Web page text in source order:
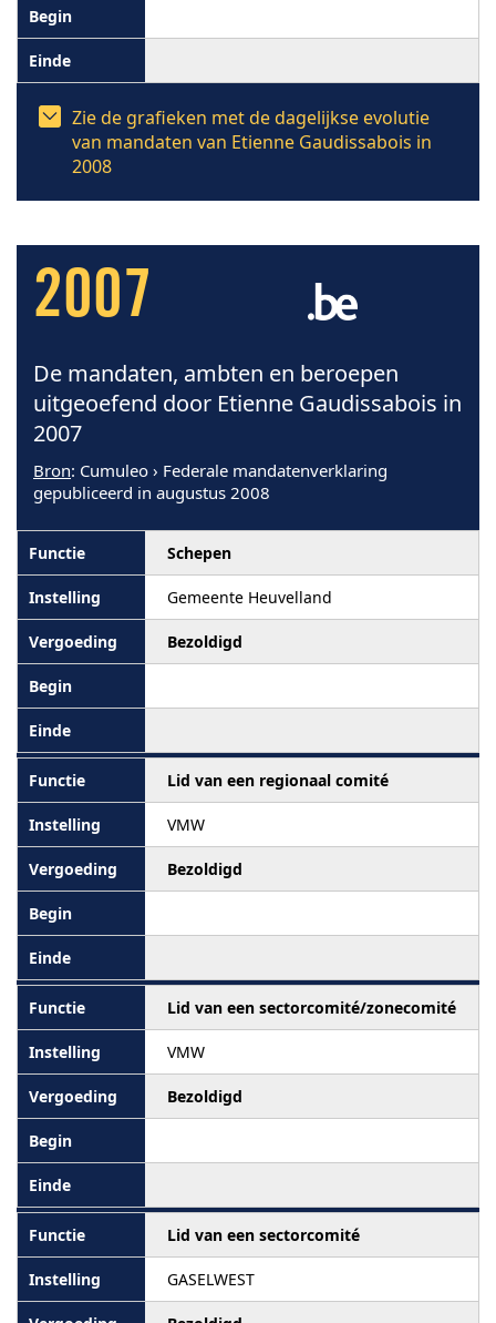
Zie de grafieken met de dagelijkse evolutie
van mandaten van Etienne Gaudissabois in
2008
2007
De mandaten, ambten en beroepen
uitgeoefend door Etienne Gaudissabois in
2007
Bron: Cumuleo › Federale mandatenverklaring
gepubliceerd in augustus 2008
Schepen
Gemeente Heuvelland
Bezoldigd
Lid van een regionaal comité
VMW
Bezoldigd
Lid van een sectorcomité/zonecomité
VMW
Bezoldigd
Lid van een sectorcomité
GASELWEST